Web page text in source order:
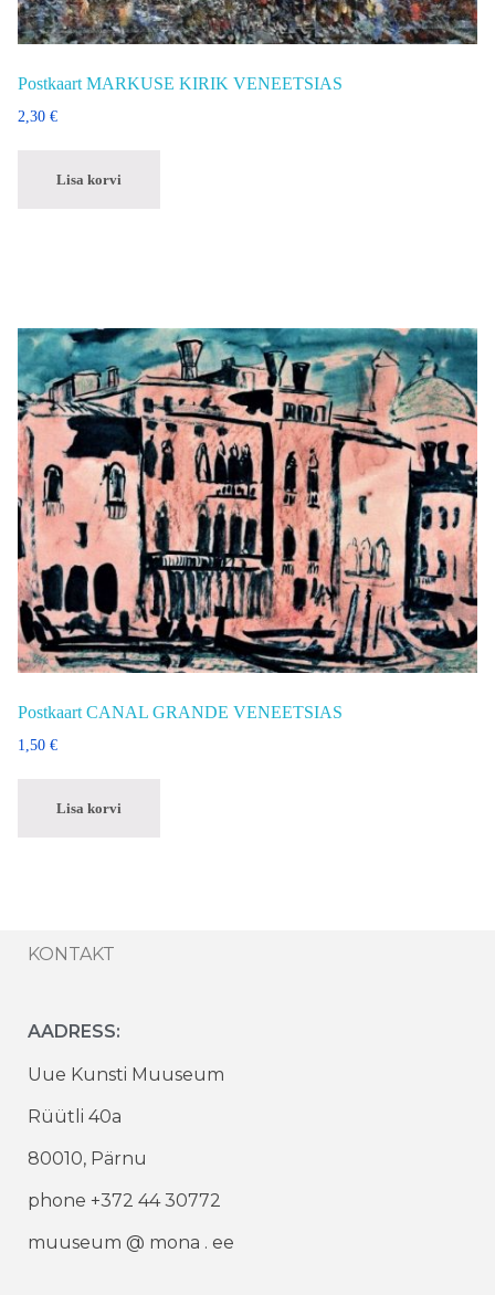
Postkaart MARKUSE KIRIK VENEETSIAS
2,30 €
Lisa korvi
Postkaart CANAL GRANDE VENEETSIAS
1,50 €
Lisa korvi
KONTAKT
AADRESS:
Uue Kunsti Muuseum
Rüütli 40a
80010, Pärnu
phone +372 44 30772
muuseum @ mona . ee